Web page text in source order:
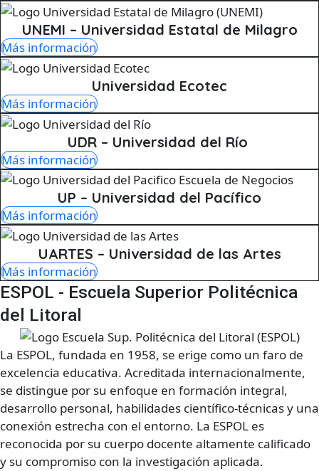
UNEMI – Universidad Estatal de Milagro
Más información
Universidad Ecotec
Más información
UDR – Universidad del Río
Más información
UP – Universidad del Pacífico
Más información
UARTES – Universidad de las Artes
Más información
ESPOL - Escuela Superior Politécnica
del Litoral
La ESPOL, fundada en 1958, se erige como un faro de
excelencia educativa. Acreditada internacionalmente,
se distingue por su enfoque en formación integral,
desarrollo personal, habilidades científico-técnicas y una
conexión estrecha con el entorno. La ESPOL es
reconocida por su cuerpo docente altamente calificado
y su compromiso con la investigación aplicada.